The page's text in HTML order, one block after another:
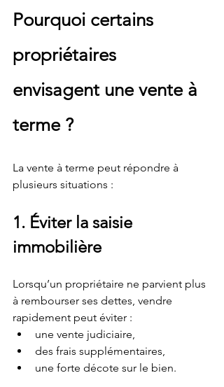
Pourquoi certains
propriétaires
envisagent une vente à
terme ?
La vente à terme peut répondre à
plusieurs situations :
1. Éviter la saisie
immobilière
Lorsqu’un propriétaire ne parvient plus
à rembourser ses dettes, vendre
rapidement peut éviter :
une vente judiciaire,
des frais supplémentaires,
une forte décote sur le bien.